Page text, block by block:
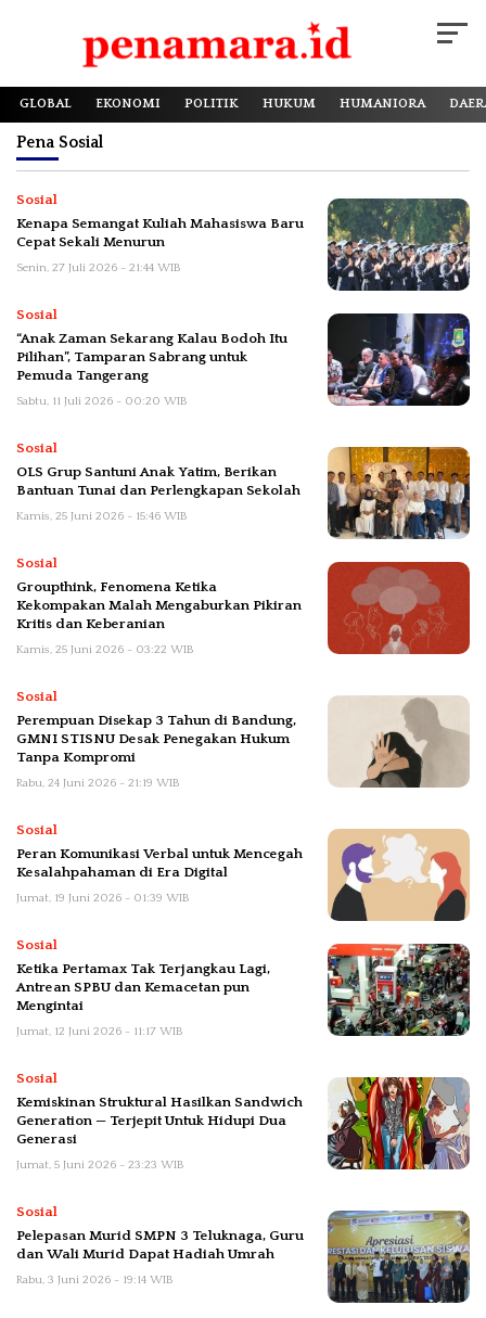
GLOBAL EKONOMI POLITIK HUKUM HUMANIORA
Pena Sosial
Sosial
Kenapa Semangat Kuliah Mahasiswa Baru
Cepat Sekali Menurun
Senin, 27 Juli 2026 - 21:44 WIB
Sosial
“Anak Zaman Sekarang Kalau Bodoh Itu
Pilihan”, Tamparan Sabrang untuk
Pemuda Tangerang
Sabtu, 11 Juli 2026 - 00:20 WIB
Sosial
OLS Grup Santuni Anak Yatim, Berikan
Bantuan Tunai dan Perlengkapan Sekolah
Kamis, 25 Juni 2026 - 15:46 WIB
Sosial
Groupthink, Fenomena Ketika
Kekompakan Malah Mengaburkan Pikiran
Kritis dan Keberanian
Kamis, 25 Juni 2026 - 03:22 WIB
Sosial
Perempuan Disekap 3 Tahun di Bandung,
GMNI STISNU Desak Penegakan Hukum
Tanpa Kompromi
Rabu, 24 Juni 2026 - 21:19 WIB
Sosial
Peran Komunikasi Verbal untuk Mencegah
Kesalahpahaman di Era Digital
Jumat, 19 Juni 2026 - 01:39 WIB
Sosial
Ketika Pertamax Tak Terjangkau Lagi,
Antrean SPBU dan Kemacetan pun
Mengintai
Jumat, 12 Juni 2026 - 11:17 WIB
Sosial
Kemiskinan Struktural Hasilkan Sandwich
Generation — Terjepit Untuk Hidupi Dua
Generasi
Jumat, 5 Juni 2026 - 23:23 WIB
Sosial
Pelepasan Murid SMPN 3 Teluknaga, Guru
dan Wali Murid Dapat Hadiah Umrah
Rabu, 3 Juni 2026 - 19:14 WIB